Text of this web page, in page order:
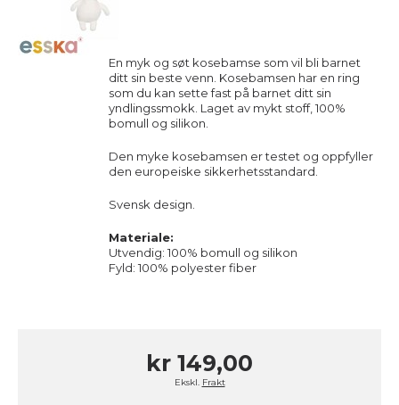
En myk og søt kosebamse som vil bli barnet
ditt sin beste venn. Kosebamsen har en ring
som du kan sette fast på barnet ditt sin
yndlingssmokk. Laget av mykt stoff, 100%
bomull og silikon.
Den myke kosebamsen er testet og oppfyller
den europeiske sikkerhetsstandard.
Svensk design.
Materiale:
Utvendig: 100% bomull og silikon
Fyld: 100% polyester fiber
kr 149,00
Ekskl. Frakt